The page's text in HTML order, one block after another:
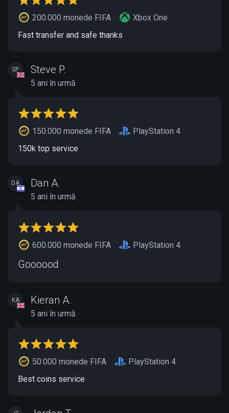
200.000 monede FIFA
Xbox One
Fast transfer and safe thanks
SP Steve P.
5 ani în urmă
150.000 monede FIFA
PlayStation 4
150k top service
DA Dan A.
5 ani în urmă
600.000 monede FIFA PlayStation 4
Goooood
KA Kieran A.
5 ani în urmă
50.000 monede FIFA
PlayStation 4
Best coins service